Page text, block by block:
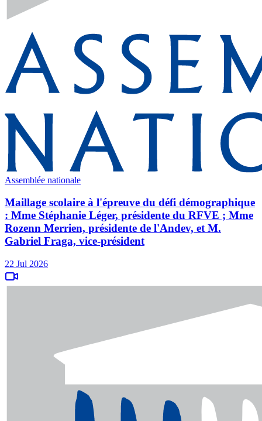
Assemblée nationale
Maillage scolaire à l'épreuve du défi démographique
: Mme Stéphanie Léger, présidente du RFVE ; Mme
Rozenn Merrien, présidente de l'Andev, et M.
Gabriel Fraga, vice-président
22 Jul 2026